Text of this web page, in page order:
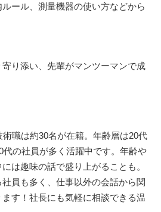
ール、測量機器の使い方などから
り添い、先輩がマンツーマンで成
職は約30名が在籍。年齢層は20代
代の社員が多く活躍中です。年齢や
は趣味の話で盛り上がることも。
員も多く、仕事以外の会話から関
す！社長にも気軽に相談できる温